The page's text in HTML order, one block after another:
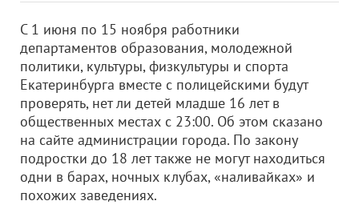
С 1 июня по 15 ноября работники
департаментов образования, молодежной
политики, культуры, физкультуры и спорта
Екатеринбурга вместе с полицейскими будут
проверять, нет ли детей младше 16 лет в
общественных местах с 23:00. Об этом сказано
на сайте администрации города. По закону
подростки до 18 лет также не могут находиться
одни в барах, ночных клубах, «наливайках» и
похожих заведениях.